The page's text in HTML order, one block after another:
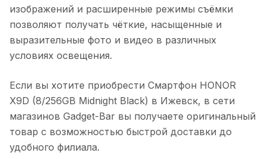
изображений и расширенные режимы съёмки
позволяют получать чёткие, насыщенные и
выразительные фото и видео в различных
условиях освещения.
Если вы хотите приобрести Смартфон HONOR
X9D (8/256GB Midnight Black) в Ижевск, в сети
магазинов Gadget-Bar вы получаете оригинальный
товар с возможностью быстрой доставки до
удобного филиала.